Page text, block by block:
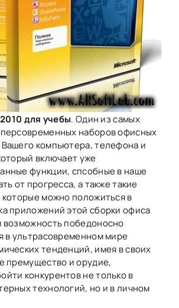
для учебы. Один из самых
наборов офисных
компьютера, телефона и
включает уже
функции, спсобные в наше
от прогресса, а также такие
можно положиться в
приложений этой сборки офиса
возможность победоносно
в ультрасовременном мире
тенденций, имея в своих
премущество и орудие,
конкурентов не только в
технологий, но и в личном